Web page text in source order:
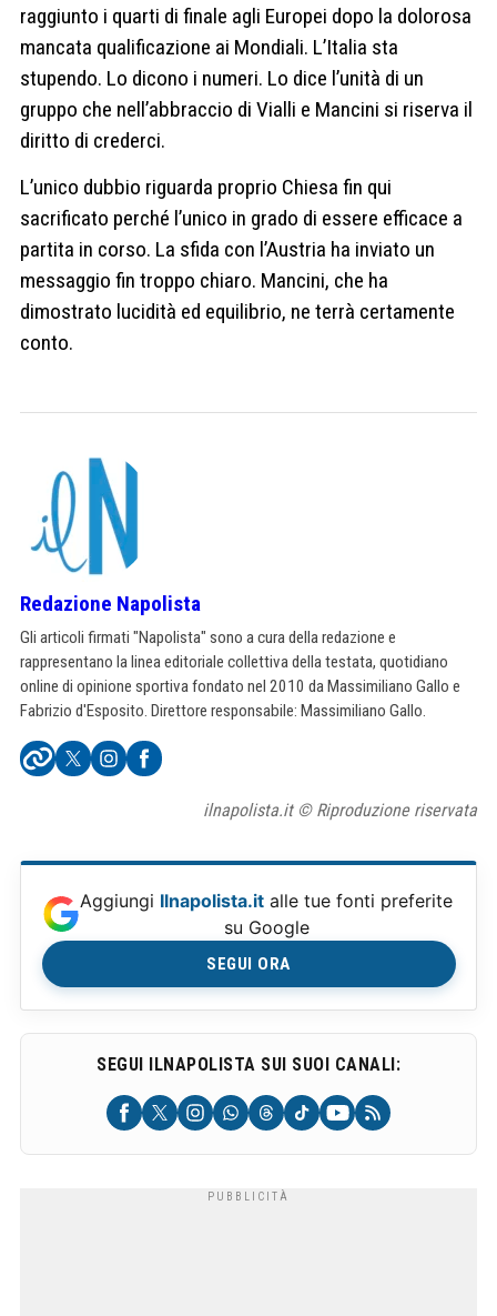
raggiunto i quarti di finale agli Europei dopo la dolorosa
mancata qualificazione ai Mondiali. L’Italia sta
stupendo. Lo dicono i numeri. Lo dice l’unità di un
gruppo che nell’abbraccio di Vialli e Mancini si riserva il
diritto di crederci.
L’unico dubbio riguarda proprio Chiesa fin qui
sacrificato perché l’unico in grado di essere efficace a
partita in corso. La sfida con l’Austria ha inviato un
messaggio fin troppo chiaro. Mancini, che ha
dimostrato lucidità ed equilibrio, ne terrà certamente
conto.
Redazione Napolista
Gli articoli firmati "Napolista" sono a cura della redazione e
rappresentano la linea editoriale collettiva della testata, quotidiano
online di opinione sportiva fondato nel 2010 da Massimiliano Gallo e
Fabrizio d'Esposito. Direttore responsabile: Massimiliano Gallo.
ilnapolista.it © Riproduzione riservata
Aggiungi Ilnapolista.it alle tue fonti preferite
su Google
SEGUI ORA
SEGUI ILNAPOLISTA SUI SUOI CANALI: